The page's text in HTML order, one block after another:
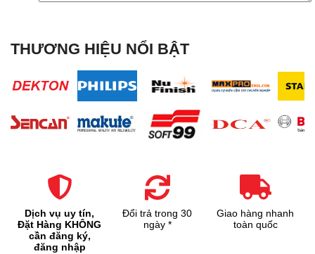
THƯƠNG HIỆU NỔI BẬT
Dịch vụ uy tín,
Đặt Hàng KHÔNG
cần đăng ký,
đăng nhập
Đổi trả trong 30
ngày *
Giao hàng nhanh
toàn quốc